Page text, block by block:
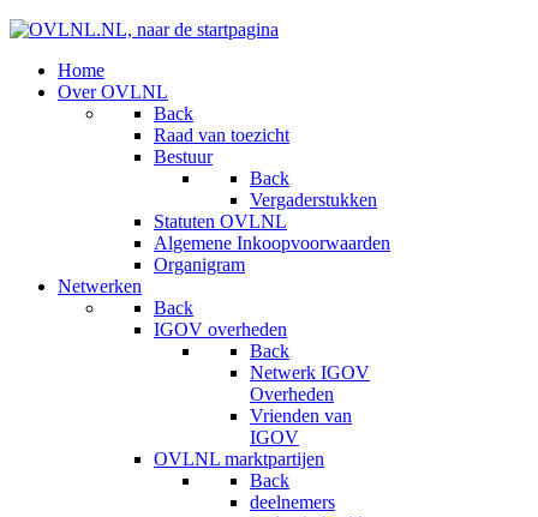
Home
Over OVLNL
Back
Raad van toezicht
Bestuur
Back
Vergaderstukken
Statuten OVLNL
Algemene Inkoopvoorwaarden
Organigram
Netwerken
Back
IGOV overheden
Back
Netwerk IGOV
Overheden
Vrienden van
IGOV
OVLNL marktpartijen
Back
deelnemers